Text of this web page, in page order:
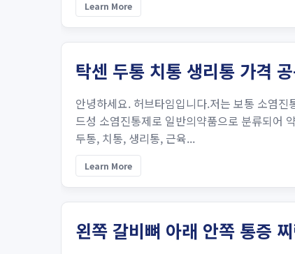
Learn More
탁센 두통 치통 생리통 가격
안녕하세요. 허브타임입니다.저는 보통 소염
드성 소염진통제로 일반의약품으로 분류되어
두통, 치통, 생리통, 근육...
Learn More
왼쪽 갈비뼈 아래 안쪽 통증